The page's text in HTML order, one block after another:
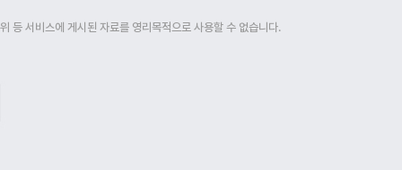
등 서비스에 게시된 자료를 영리목적으로 사용할 수 없습니다.